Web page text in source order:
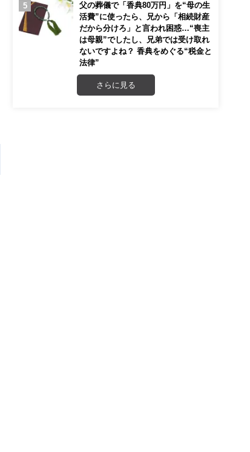
父の葬儀で「香典80万円」を“母の生
活費”に使ったら、兄から「相続財産
だから分けろ」と言われ困惑…“喪主
は母親”でしたし、兄弟では受け取れ
ないですよね？ 香典をめぐる“税金と
法律”
さらに見る